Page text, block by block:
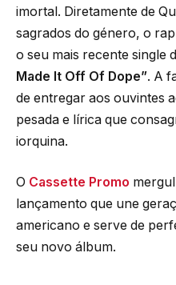
imortal. Diretamente de
sagrados do género, o
o seu mais recente single
Made It Off Of Dope”. A
de entregar aos ouvintes
pesada e lírica que
iorquina.
O Cassette Promo
lançamento que une
americano e serve de
seu novo álbum.